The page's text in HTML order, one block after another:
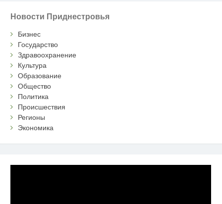
Новости Приднестровья
Бизнес
Государство
Здравоохранение
Культура
Образование
Общество
Политика
Происшествия
Регионы
Экономика